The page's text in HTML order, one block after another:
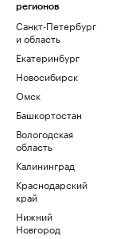
регионов
Санкт-Петербург
и область
Екатеринбург
Новосибирск
Омск
Башкортостан
Вологодская
область
Калининград
Краснодарский
край
Нижний
Новгород